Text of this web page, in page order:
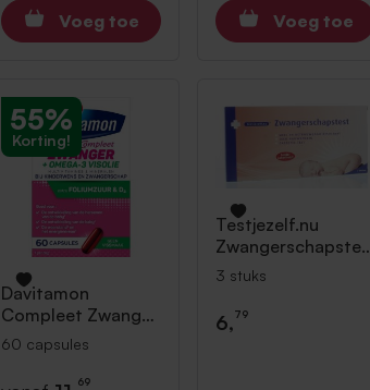
Voeg toe Voeg toe
55%
Korting!
Davitamon
Compleet Zwanger
Omega-3 Visolie
60 capsules
60 capsules
69
Testjezelf.nu
Zwangerschapstes
t Cassette 3 stuks
3 stuks
6,79